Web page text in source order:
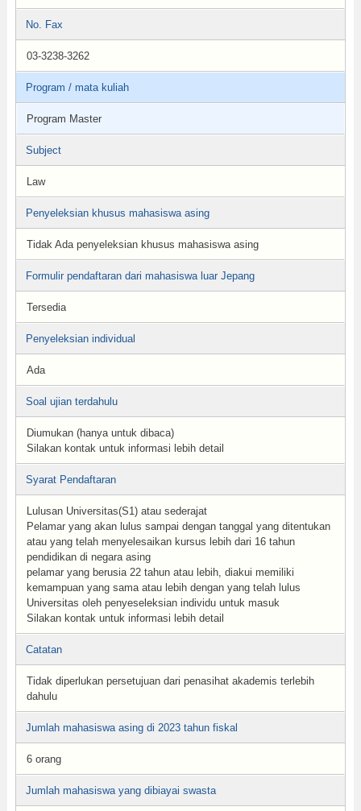
No. Fax
03-3238-3262
Program / mata kuliah
Program Master
Subject
Law
Penyeleksian khusus mahasiswa asing
Tidak Ada penyeleksian khusus mahasiswa asing
Formulir pendaftaran dari mahasiswa luar Jepang
Tersedia
Penyeleksian individual
Ada
Soal ujian terdahulu
Diumukan (hanya untuk dibaca)
Silakan kontak untuk informasi lebih detail
Syarat Pendaftaran
Lulusan Universitas(S1) atau sederajat
Pelamar yang akan lulus sampai dengan tanggal yang ditentukan
atau yang telah menyelesaikan kursus lebih dari 16 tahun
pendidikan di negara asing
pelamar yang berusia 22 tahun atau lebih, diakui memiliki
kemampuan yang sama atau lebih dengan yang telah lulus
Universitas oleh penyeseleksian individu untuk masuk
Silakan kontak untuk informasi lebih detail
Catatan
Tidak diperlukan persetujuan dari penasihat akademis terlebih
dahulu
Jumlah mahasiswa asing di 2023 tahun fiskal
6 orang
Jumlah mahasiswa yang dibiayai swasta